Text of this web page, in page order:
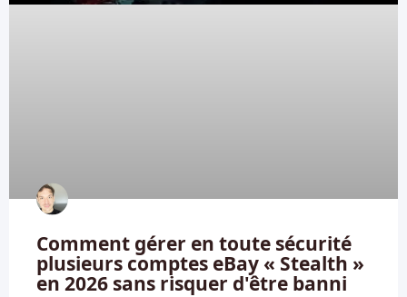
Comment gérer en toute sécurité
plusieurs comptes eBay « Stealth »
en 2026 sans risquer d'être banni